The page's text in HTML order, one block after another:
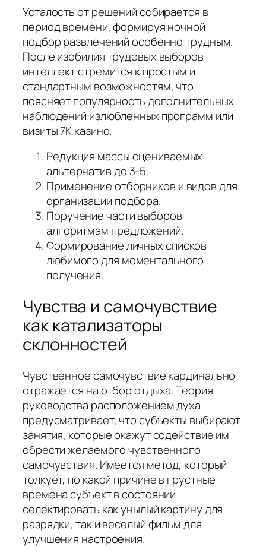
Усталость от решений собирается в
период времени, формируя ночной
подбор развлечений особенно трудным.
После изобилия трудовых выборов
интеллект стремится к простым и
стандартным возможностям, что
поясняет популярность дополнительных
наблюдений излюбленных программ или
визиты 7К казино.
Редукция массы оцениваемых
альтернатив до 3-5.
Применение отборников и видов для
организации подбора.
Поручение части выборов
алгоритмам предложений.
Формирование личных списков
любимого для моментального
получения.
Чувства и самочувствие
как катализаторы
склонностей
Чувственное самочувствие кардинально
отражается на отбор отдыха. Теория
руководства расположением духа
предусматривает, что субъекты выбирают
занятия, которые окажут содействие им
обрести желаемого чувственного
самочувствия. Имеется метод, который
толкует, по какой причине в грустные
времена субъект в состоянии
селектировать как унылый картину для
разрядки, так и веселый фильм для
улучшения настроения.